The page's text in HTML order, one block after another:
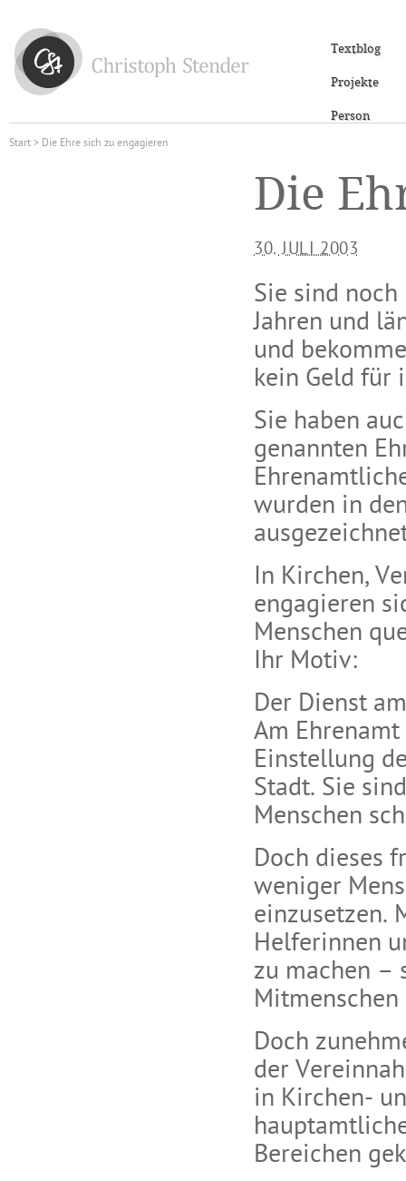
Textblog
Projekte
Person
Start> Die Ehre sich zu engagieren
Die
30. JULI 2003
Sie sind
Jahren und
und
kein Geld für
Sie haben
genannten
wurden in
In Kirchen,
engagieren
Menschen
Ihr Motiv:
Der Dienst
Am
Einstellung
Stadt. Sie
Menschen
Doch dieses
weniger
einzusetzen.
Helferinnen
zu machen –
Mitmenschen
Doch
der
in Kirchen-
Bereichen